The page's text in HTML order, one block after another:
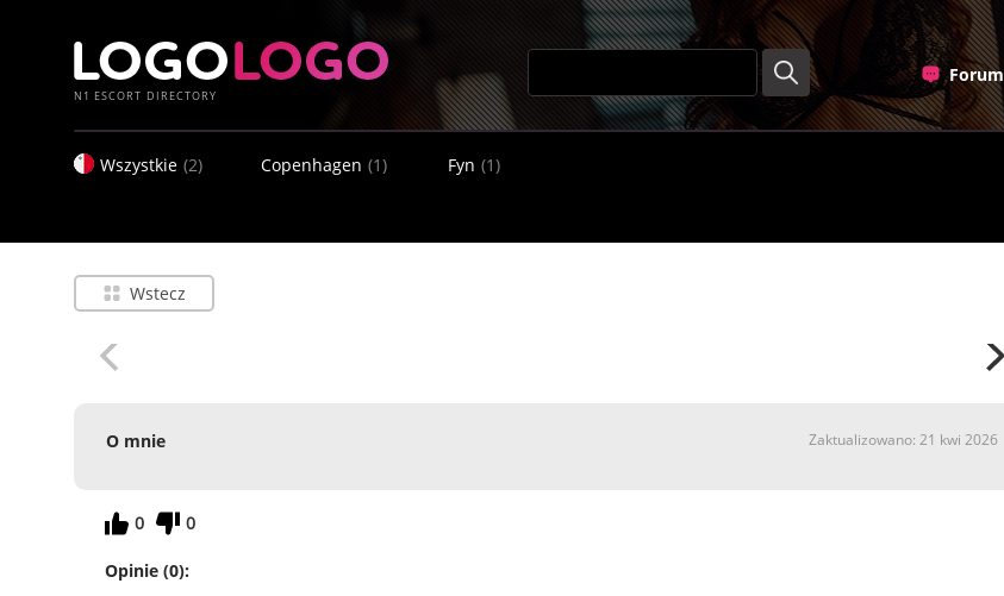
N1 ESCORT DIRECTORY
Forum
Wszystkie (2) Copenhagen (1) Fyn (1)
Wstecz
O mnie Zaktualizowano: 21 kwi 2026
0 0
Opinie (0):